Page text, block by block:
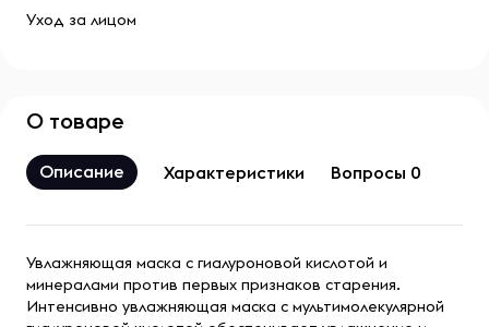
Уход за лицом
О товаре
Описание Характеристики Вопросы 0
Увлажняющая маска с гиалуроновой кислотой и
минералами против первых признаков старения.
Интенсивно увлажняющая маска с мультимолекулярной